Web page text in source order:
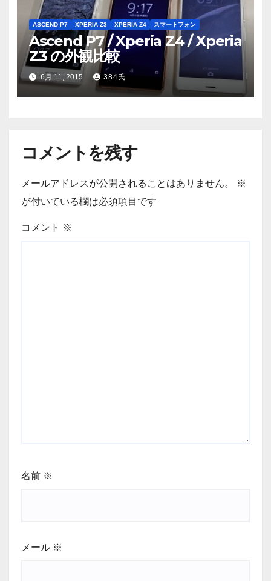
ASCEND P7 XPERIA Z3 XPERIA Z4 スマートフォン
Ascend P7 / Xperia Z4 / Xperia
Z3 の外観比較
6月 11, 2015 384氏
コメントを残す
メールアドレスが公開されることはありません。
※
が付いている欄は必須項目です
コメント ※
名前 ※
メール ※